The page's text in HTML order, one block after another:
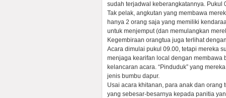
sudah terjadwal keberangkatannya. Pukul
Tak pelak, angkutan yang membawa
hanya 2 orang saja yang memiliki
untuk menjemput (dan memulangkan
Kegembiraan orangtua juga terlihat
Acara dimulai pukul 09.00, tetapi mereka
menjaga kearifan local dengan membawa
kelancaran acara. “Pinduduk” yang
jenis bumbu dapur.
Usai acara khitanan, para anak dan orang
yang sebesar-besarnya kepada panitia